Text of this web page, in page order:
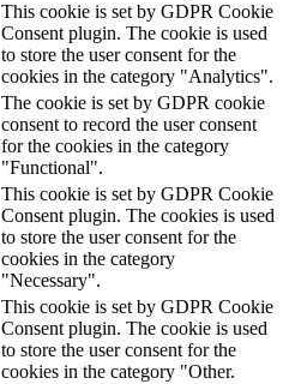
This cookie is set by GDPR Cookie
Consent plugin. The cookie is used
to store the user consent for the
cookies in the category "Analytics".
The cookie is set by GDPR cookie
consent to record the user consent
for the cookies in the category
"Functional".
This cookie is set by GDPR Cookie
Consent plugin. The cookies is used
to store the user consent for the
cookies in the category
"Necessary".
This cookie is set by GDPR Cookie
Consent plugin. The cookie is used
to store the user consent for the
cookies in the category "Other.